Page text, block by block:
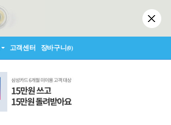
고객센터 장바구니(0)